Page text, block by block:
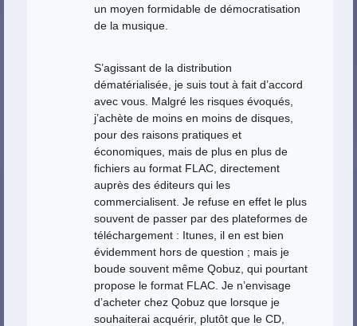
un moyen formidable de démocratisation
de la musique.
S’agissant de la distribution
dématérialisée, je suis tout à fait d’accord
avec vous. Malgré les risques évoqués,
j’achète de moins en moins de disques,
pour des raisons pratiques et
économiques, mais de plus en plus de
fichiers au format FLAC, directement
auprès des éditeurs qui les
commercialisent. Je refuse en effet le plus
souvent de passer par des plateformes de
téléchargement : Itunes, il en est bien
évidemment hors de question ; mais je
boude souvent même Qobuz, qui pourtant
propose le format FLAC. Je n’envisage
d’acheter chez Qobuz que lorsque je
souhaiterai acquérir, plutôt que le CD,